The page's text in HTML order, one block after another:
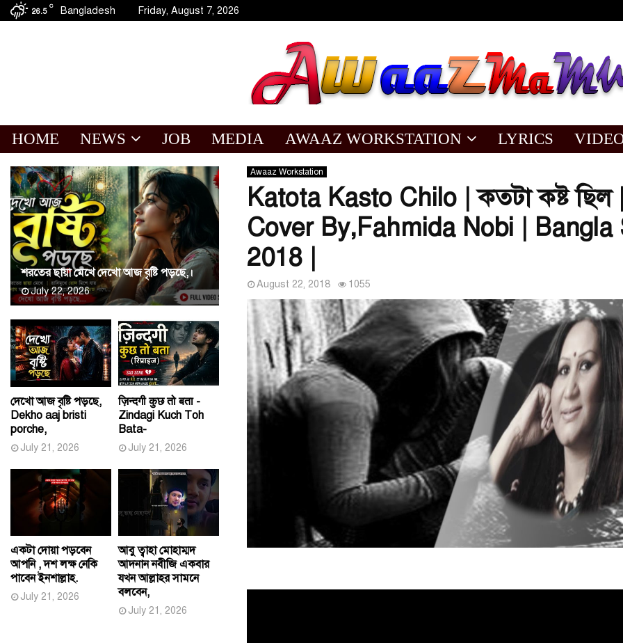
26.5
C Bangladesh Friday, August 7, 2026
HOME NEWS JOB MEDIA AWAAZ WORKSTATION LYRICS
Awaaz Workstation
Katota Kasto Chilo | কতটা কষ্ট ছিল |
Cover By,Fahmida Nobi | Bangla
2018 |
August 22, 2018 1055
শরতের ছায়া মেখে দেখো আজ বৃষ্টি পড়ছে,।
July 22, 2026
দেখো আজ বৃষ্টি পড়ছে,
Dekho aaj bristi
porche,
July 21, 2026
ज़िन्दगी कुछ तो बता -
Zindagi Kuch Toh
Bata-
July 21, 2026
একটা দোয়া পড়বেন
আপনি , দশ লক্ষ নেকি
পাবেন ইনশাল্লাহ.
July 21, 2026
আবু ত্বাহা মোহাম্মদ
আদনান নবীজি একবার
যখন আল্লাহর সামনে
বলবেন,
July 21, 2026